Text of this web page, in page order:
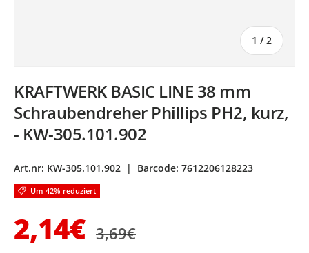
1 / von
2
KRAFTWERK BASIC LINE 38 mm
Schraubendreher Phillips PH2, kurz,
- KW-305.101.902
Art.nr: KW-305.101.902 | Barcode: 7612206128223
Um 42% reduziert
Verkaufspreis
2,14€ 3,69€